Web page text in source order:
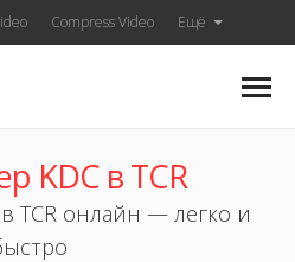
Compress Video Ещё
KDC в TCR
TCR онлайн — легко и